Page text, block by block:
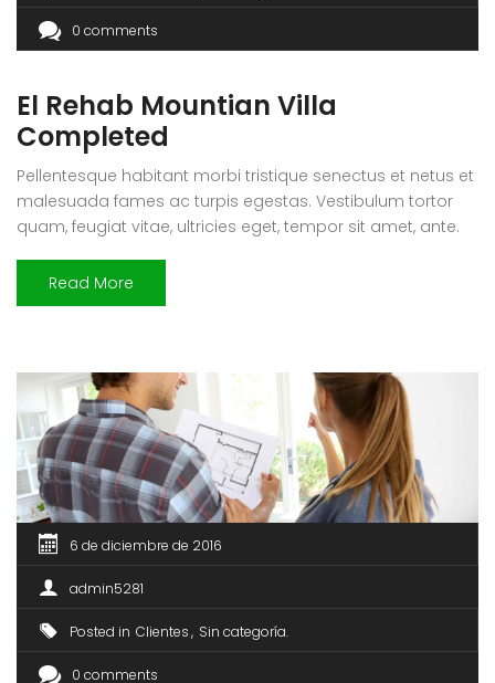
0 comments
El Rehab Mountian Villa
Completed
Pellentesque habitant morbi tristique senectus et netus et
malesuada fames ac turpis egestas. Vestibulum tortor
quam, feugiat vitae, ultricies eget, tempor sit amet, ante.
ultricies mi vitae est. Mauris placerat eleifend leo. Quisque
sit amet est et sapien ullamcorper pharetra. Vestibulum
Read More
6 de diciembre de 2016
admin5281
Posted in Clientes Sin categoría
0 comments